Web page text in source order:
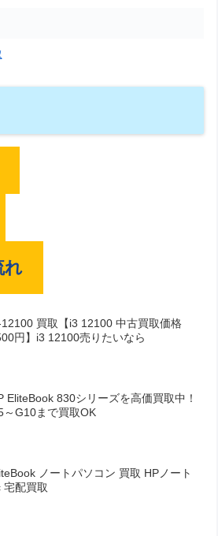
れ
12100 買取【i3 12100 中古買取価格
円】i3 12100売りたいなら
EliteBook 830シリーズを高価買取中！
～G10まで買取OK
ノートパソコン 買取 HPノート
宅配買取